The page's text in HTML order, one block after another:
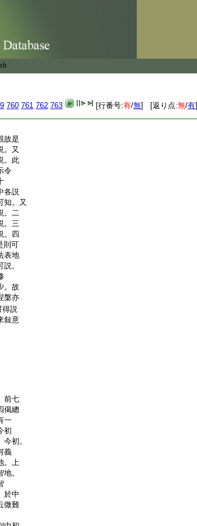
760 761 762 763 [行番号:有/無] [返り点:無/有]
故是
。又
。此
令
各説
知。又
。二
。三
。四
則可
表地
。
。故
槃亦
得説
敍意
前七
偈總
一
初
初。
義
。上
。
於中
微難